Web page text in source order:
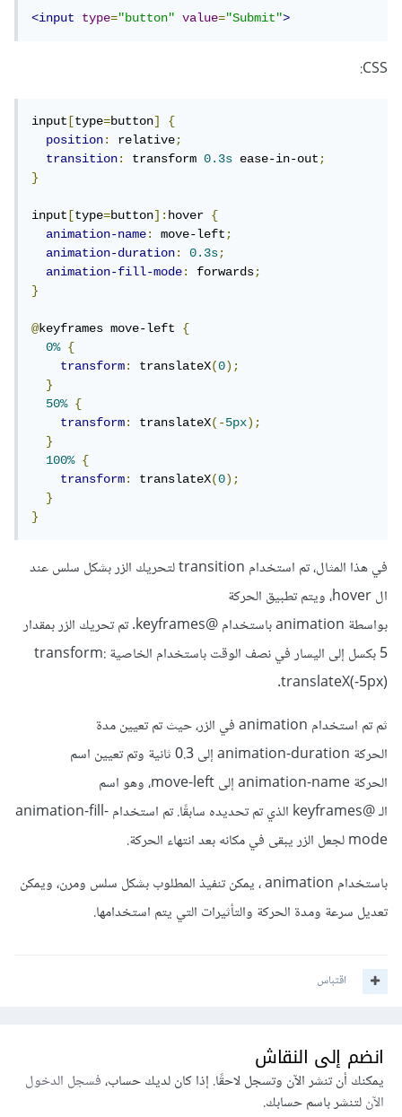
<input type="button" value="Submit">
CSS:
input [type=button]
{
position: relative;
transition: transform 0.3s ease-in-out;
}
input [type=button]:hover {
animation-name: move-left;
animation-duration: 0.3s;
animation-fill-mode: forwards;
}
@keyframes move-left {
0%
{
transform: translateX(0);
}
50%
{
transform: translateX(-5px);
}
100%
{
transform: translateX(0);
}
}
في هذا المثال، تم استخدام transition لتحريك الزر بشكل سلس عند
ال hover، ويتم تطبيق الحركة
بواسطة animation باستخدام @keyframes. تم تحريك الزر بمقدار
5 بكسل إلى اليسار في نصف الوقت باستخدام الخاصية transform:
translateX(-5px).
ثم تم استخدام animation في الزر، حيث تم تعيين مدة
الحركة animation-duration إلى 0.3 ثانية وتم تعيين اسم
الحركة animation-name إلى move-left، وهو اسم
الـ @keyframes الذي تم تحديده سابقًا. تم استخدام animation-fill-
mode لجعل الزر يبقى في مكانه بعد انتهاء الحركة.
باستخدام animation ، يمكن تنفيذ المطلوب بشكل سلس ومرن، ويمكن
تعديل سرعة ومدة الحركة والتأثيرات التي يتم استخدامها.
اقتباس
انضم إلى النقاش
يمكنك أن تنشر الآن وتسجل لاحقًا. إذا كان لديك حساب،فسجل الدخول
الآنلتنشر باسم حسابك.